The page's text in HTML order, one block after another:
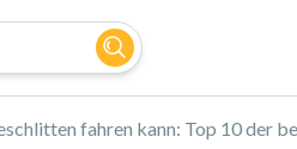
fahren kann: Top 10 der